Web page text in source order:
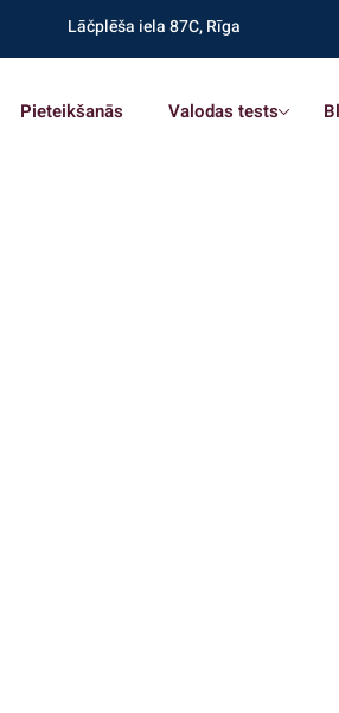
Lāčplēša iela 87C, Rīga
Pieteikšanās Valodas tests